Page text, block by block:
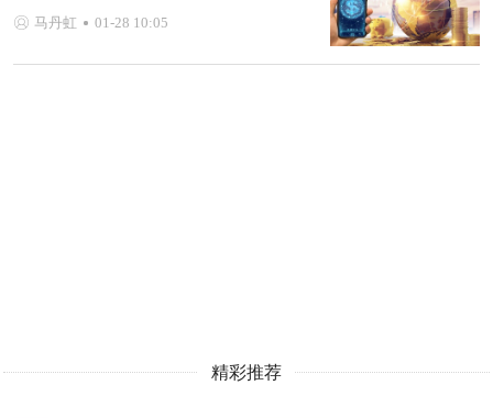
马丹虹 01-28 10:05
精彩推荐